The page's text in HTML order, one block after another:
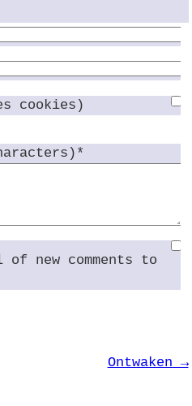
cookies)
new comments to
Ontwaken →